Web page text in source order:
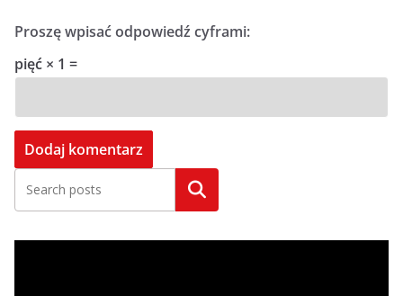
Proszę wpisać odpowiedź cyframi:
pięć × 1 =
Szukaj